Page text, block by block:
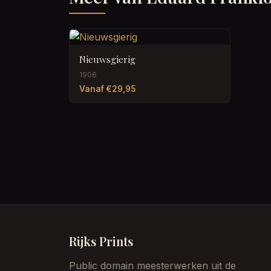
Nieuwsgierig
1906
Vanaf €29,95
Rijks Prints
Public domain meesterwerken uit de